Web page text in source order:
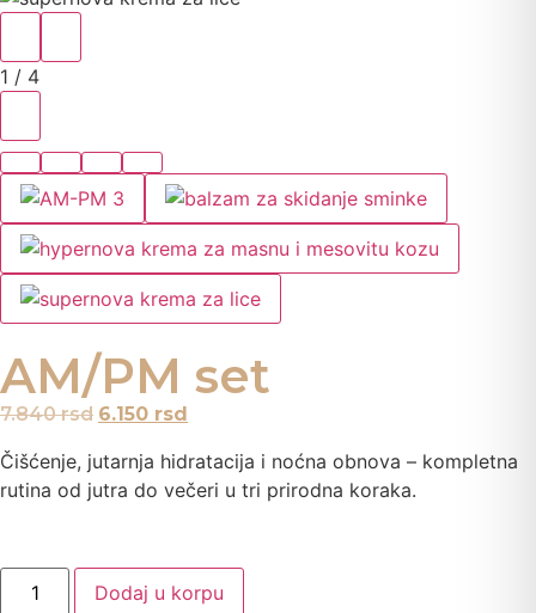
1 / 4
AM/PM set
7.840rsd 6.150 rsd
Čišćenje, jutarnja hidratacija i noćna obnova – kompletna
rutina od jutra do večeri u tri prirodna koraka.
Dodaj u korpu